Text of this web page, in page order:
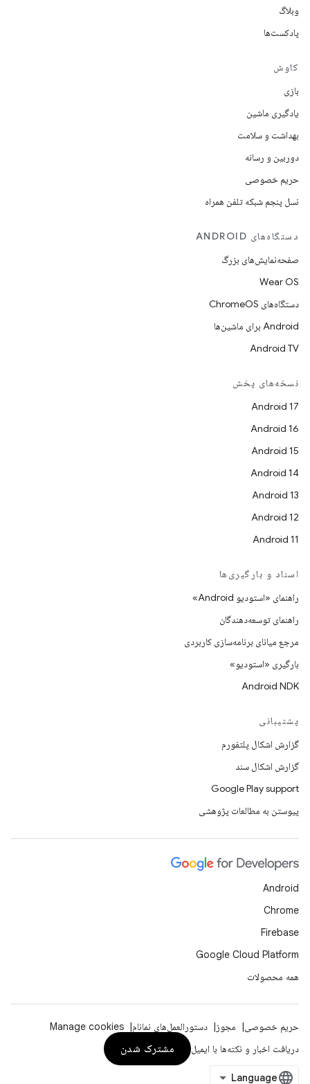
وبلاگ
پادکست‌ها
کاوش
بازی
یادگیری ماشین
بهداشت و سلامت
دوربین و رسانه
حریم خصوصی
نسل پنجم شبکه تلفن همراه
دستگاه‌های ANDROID
صفحه‌نمایش‌های بزرگ
Wear OS
دستگاه‌های ChromeOS
Android برای ماشین‌ها
Android TV
نسخه‌های پخش
Android 17
Android 16
Android 15
Android 14
Android 13
Android 12
Android 11
اسناد و بارگیری‌ها
راهنمای «استودیو Android»
راهنمای توسعه‌دهندگان
مرجع میانای برنامه‌سازی کاربردی
بارگیری «استودیو»
Android NDK
پشتیبانی
گزارش اشکال پلتفورم
گزارش اشکال سند
Google Play support
پیوستن به مطالعات پژوهشی
Android
Chrome
Firebase
Google Cloud Platform
همه محصولات
حریم خصوصی مجوز دستورالعمل‌های نمانام
Manage cookies
دریافت اخبار و نکته‌ها با ایمیل
مشترک شدن